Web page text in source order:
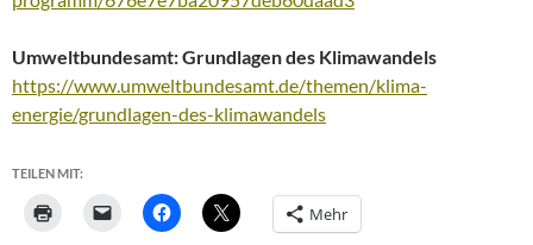
Umweltbundesamt: Grundlagen des Klimawandels
https://www.umweltbundesamt.de/themen/klima-
energie/grundlagen-des-klimawandels
TEILEN MIT:
Mehr